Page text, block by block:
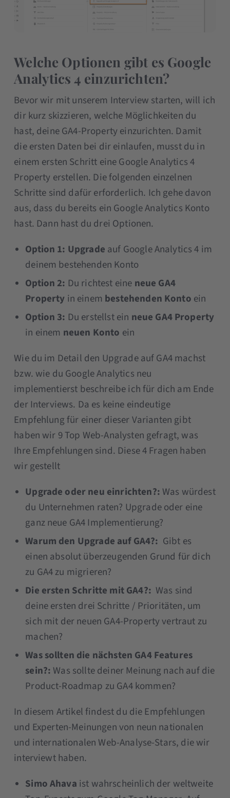
Welche Optionen gibt es Google
Analytics 4 einzurichten?
Bevor wir mit unserem Interview starten, will ich
dir kurz skizzieren, welche Möglichkeiten du
hast, deine GA4-Property einzurichten. Damit
die ersten Daten bei dir einlaufen, musst du in
einem ersten Schritt eine Google Analytics 4
Property erstellen. Die folgenden einzelnen
Schritte sind dafür erforderlich. Ich gehe davon
aus, dass du bereits ein Google Analytics Konto
hast. Dann hast du drei Optionen.
Option 1: Upgrade auf Google Analytics 4 im
deinem bestehenden Konto
Option 2: Du richtest eine neue GA4
Property in einem bestehenden Konto ein
Option 3: Du erstellst ein neue GA4 Property
in einem neuen Konto ein
Wie du im Detail den Upgrade auf GA4 machst
bzw. wie du Google Analytics neu
implementierst beschreibe ich für dich am Ende
der Interviews. Da es keine eindeutige
Empfehlung für einer dieser Varianten gibt
haben wir 9 Top Web-Analysten gefragt, was
Ihre Empfehlungen sind. Diese 4 Fragen haben
wir gestellt
Upgrade oder neu einrichten?:Was würdest
du Unternehmen raten? Upgrade oder eine
ganz neue GA4 Implementierung?
Warum den Upgrade auf GA4?: Gibt es
einen absolut überzeugenden Grund für dich
zu GA4 zu migrieren?
Die ersten Schritte mit GA4?: Was sind
deine ersten drei Schritte / Prioritäten, um
sich mit der neuen GA4-Property vertraut zu
machen?
Was sollten die nächsten GA4 Features
sein?:Was sollte deiner Meinung nach auf die
Product-Roadmap zu GA4 kommen?
In diesem Artikel findest du die Empfehlungen
und Experten-Meinungen von neun nationalen
und internationalen Web-Analyse-Stars, die wir
interviewt haben.
Simo Ahava ist wahrscheinlich der weltweite